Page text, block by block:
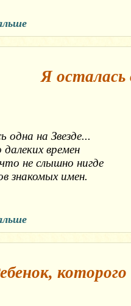
Я осталась
одна на Звезде...
далеких времен
не слышно нигде
знакомых имен.